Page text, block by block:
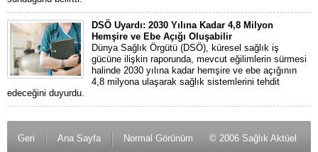
DSÖ Uyardı: 2030 Yılına Kadar 4,8 Milyon
Hemşire ve Ebe Açığı Oluşabilir
Dünya Sağlık Örgütü (DSÖ), küresel sağlık iş
gücüne ilişkin raporunda, mevcut eğilimlerin sürmesi
halinde 2030 yılına kadar hemşire ve ebe açığının
4,8 milyona ulaşarak sağlık sistemlerini tehdit
edeceğini duyurdu.
Geri Ana Sayfa Normal Görünüm © 2006 Sağlık Aktüel